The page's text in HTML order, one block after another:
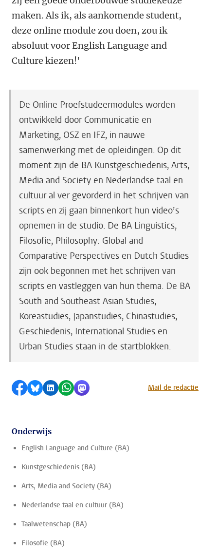
maken. Als ik, als aankomende student,
deze online module zou doen, zou ik
absoluut voor English Language and
Culture kiezen!'
De Online Proefstudeermodules worden
ontwikkeld door Communicatie en
Marketing, OSZ en IFZ, in nauwe
samenwerking met de opleidingen. Op dit
moment zijn de BA Kunstgeschiedenis, Arts,
Media and Society en Nederlandse taal en
cultuur al ver gevorderd in het schrijven van
scripts en zij gaan binnenkort hun video’s
opnemen in de studio. De BA Linguistics,
Filosofie, Philosophy: Global and
Comparative Perspectives en Dutch Studies
zijn ook begonnen met het schrijven van
scripts en vastleggen van hun thema. De BA
South and Southeast Asian Studies,
Koreastudies, Japanstudies, Chinastudies,
Geschiedenis, International Studies en
Urban Studies staan in de startblokken.
Delen op Facebook
Delen via Bluesky
Delen op LinkedIn
Delen via WhatsApp
Delen via MastodonMail de redactie
Onderwijs
English Language and Culture (BA)
Kunstgeschiedenis (BA)
Arts, Media and Society (BA)
Nederlandse taal en cultuur (BA)
Taalwetenschap (BA)
Filosofie (BA)